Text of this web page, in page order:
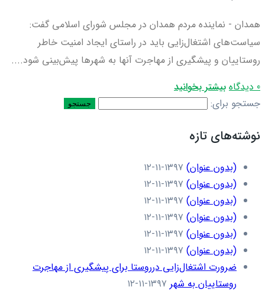
همدان - نماینده مردم همدان در مجلس شورای اسلامی گفت:
سیاست‌های اشتغال‌زایی باید در راستای ایجاد امنیت خاطر
روستاییان و پیشگیری از مهاجرت آنها به شهرها پیش‌بینی شود....
0 دیدگاه
بیشتر بخوانید
جستجو برای:
نوشته‌های تازه
(بدون عنوان) ۱۳۹۷-۱۱-۱۲
(بدون عنوان) ۱۳۹۷-۱۱-۱۲
(بدون عنوان) ۱۳۹۷-۱۱-۱۲
(بدون عنوان) ۱۳۹۷-۱۱-۱۲
(بدون عنوان) ۱۳۹۷-۱۱-۱۲
(بدون عنوان) ۱۳۹۷-۱۱-۱۲
ضرورت اشتغال‌زایی درروستا برای پیشگیری از مهاجرت
روستاییان به شهر ۱۳۹۷-۱۱-۱۲